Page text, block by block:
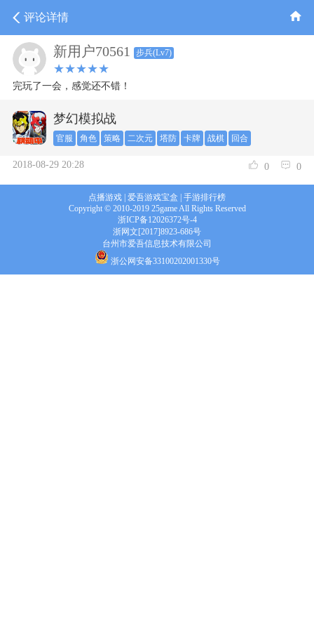
评论详情
新用户70561 步兵(Lv7)
★★★★★
完玩了一会，感觉还不错！
梦幻模拟战
官服 角色 策略 二次元 塔防 卡牌 战棋 回合
2018-08-29 20:28 0 0
点播游戏 爱吾游戏宝盒
手游排行榜
Copyright © 2010-2019 25game All Rights Reserved
浙ICP备12026372号-4
浙网文[2017]8923-686号
台州市爱吾信息技术有限公司
浙公网安备33100202001330号